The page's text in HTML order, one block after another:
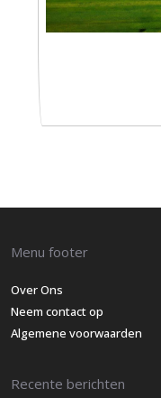
Menu footer
Over Ons
Neem contact op
Algemene voorwaarden
Recente berichten